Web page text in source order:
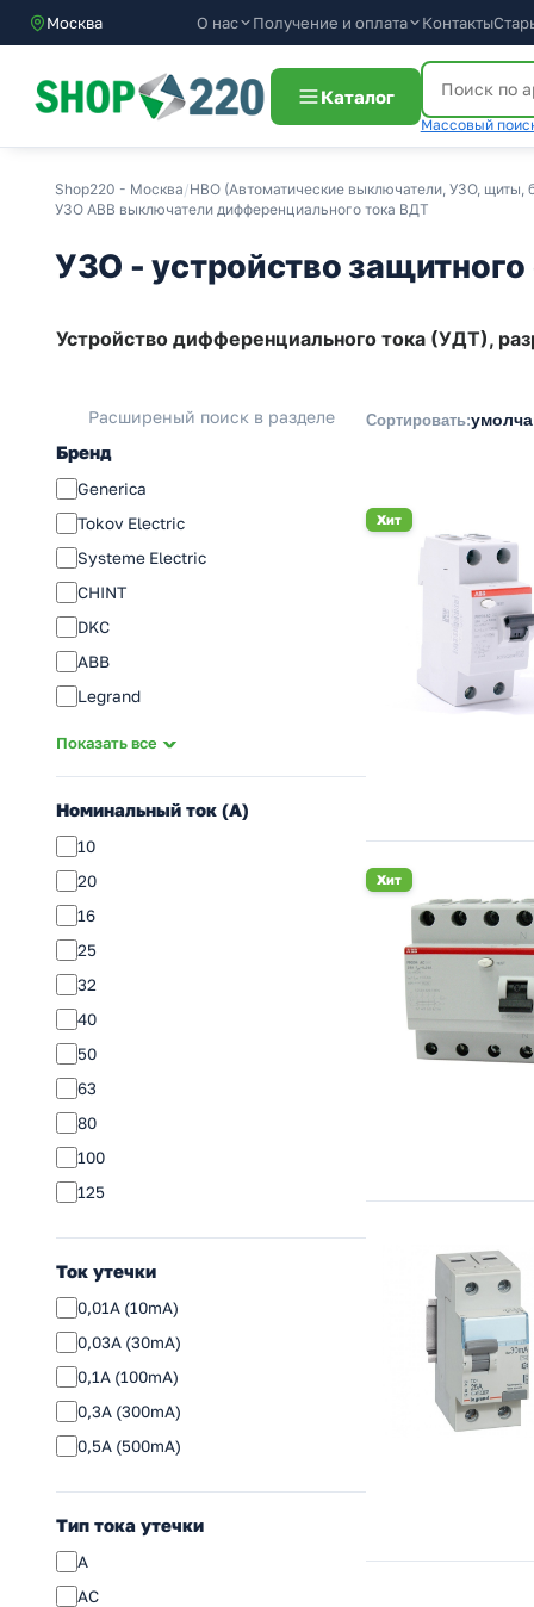
Москва О нас Получение и оплата Контакты
Каталог
Массовый
Shop220 - Москва/НВО (Автоматические выключатели, УЗО, щиты,
УЗО ABB выключатели дифференциального тока ВДТ
УЗО - устройство
Устройство дифференциального тока (УДТ),
Расширеный поиск в разделе
Бренд
Generica
Tokov Electric
Systeme Electric
CHINT
DKC
ABB
Legrand
Показать все
Номинальный ток (A)
10
20
16
25
32
40
50
63
80
100
125
Ток утечки
0,01A (10mA)
0,03A (30mA)
0,1A (100mA)
0,3A (300mA)
0,5A (500mA)
Тип тока утечки
A
AC
Сортировать:
Хит
Хит